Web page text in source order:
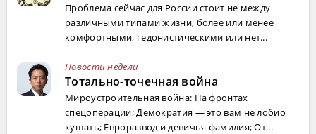
Проблема сейчас для России стоит не между
различными типами жизни, более или менее
комфортными, гедонистическими или нет...
Новости недели
Тотально-точечная война
Мироустроительная война: На фронтах
спецоперации; Демократия — это вам не лобио
кушать; Евроразвод и девичья фамилия; От...